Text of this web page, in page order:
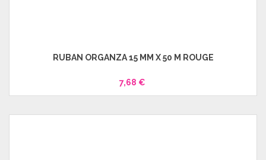
RUBAN ORGANZA 15 MM X 50 M ROUGE
7,68 €